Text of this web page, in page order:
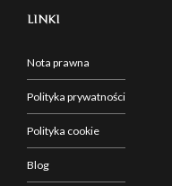
LINKI
Nota prawna
Polityka prywatności
Polityka cookie
Blog